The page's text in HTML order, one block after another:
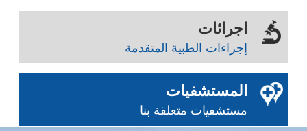
اجرائات
إجراءات الطبية المتقدمة
المستشفيات
مستشفيات متعلقة بنا
0 0 0